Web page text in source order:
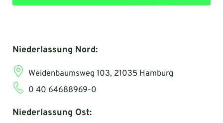
Niederlassung Nord:
Weidenbaumsweg 103, 21035 Hamburg
0 40 64688969-0
Niederlassung Ost: